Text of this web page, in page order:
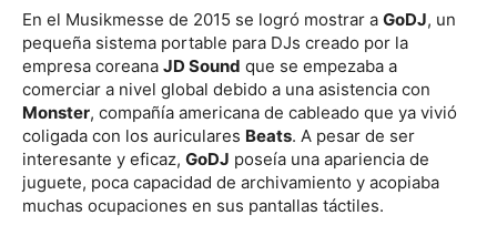
En el Musikmesse de 2015 se logró mostrar a GoDJ, un
pequeña sistema portable para DJs creado por la
empresa coreana JD Sound que se empezaba a
comerciar a nivel global debido a una asistencia con
Monster, compañía americana de cableado que ya vivió
coligada con los auriculares Beats. A pesar de ser
interesante y eficaz, GoDJ poseía una apariencia de
juguete, poca capacidad de archivamiento y acopiaba
muchas ocupaciones en sus pantallas táctiles.